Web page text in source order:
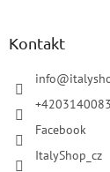
Kontakt
info@
Facebook
ItalyShop_cz